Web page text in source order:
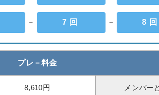
－ 7回 － 8
プレ－料金
8,610円 メンバー